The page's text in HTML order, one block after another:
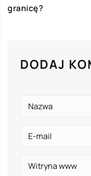
granicę?
DODAJ